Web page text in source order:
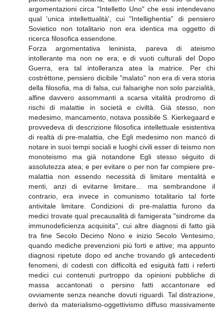
argomentazioni circa "Intelletto Uno" che essi intendevano
qual 'unica intellettualità', cui "Intellighentia" di pensiero
Sovietico non totalitario non era identica ma oggetto di
ricerca filosofica essendone.
Forza argomentativa leninista, pareva di ateismo
intollerante ma non ne era; e di vuoti culturali del Dopo
Guerra, era tal intolleranza atea la matrice. Per chi
costrèttone, pensiero dicibile "malato" non era di vera storia
della filosofia, ma di falsa, cui falsarighe non solo parzialità,
alfine davvero assommanti a scarsa vitalità prodromo di
rischi di malattie in società e civiltà. Già stesso, non
medesimo, mancamento, notava possibile S. Kierkegaard e
provvedeva di descrizione filosofica intellettuale esistentiva
di realtà di pre-malattia, che Egli medesimo non mancò di
notare in suoi tempi sociali e luoghi civili esser di teismo non
monoteismo ma già notandone Egli stesso sèguito di
assolutezza atea; e per evitare o per non far compiere pre-
malattia non essendo necessità di limitare mentalità e
menti, anzi di evitarne limitare... ma sembrandone il
contrario, era invece in comunismo totalitario tal forte
antivitale limitare. Condizioni di pre-malattia furono da
medici trovate qual precausalità di famigerata "sindrome da
immunodeficienza acquisita", cui altre diagnosi di fatto già
tra fine Secolo Decimo Nono e inizio Secolo Ventesimo,
quando mediche prevenzioni più forti e attive; ma appunto
diagnosi ripetute dopo ed anche trovando gli antecedenti
fenomeni, di codesti con difficoltà ed esiguità fatti i referti
medici cui contenuti purtroppo da opinioni pubbliche di
massa accantonati o persino fatti accantonare ed
ovviamente senza neanche dovuti riguardi. Tal distrazione,
derivò da materialismo-oggettivismo diffuso massivamente